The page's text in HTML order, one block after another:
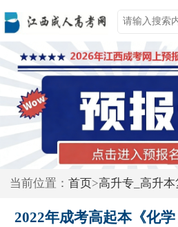
当前位置： 首页>高升专_高升
2022年成考高起本《化